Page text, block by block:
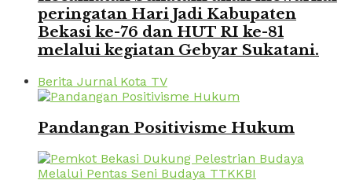
peringatan Hari Jadi Kabupaten
Bekasi ke-76 dan HUT RI ke-81
melalui kegiatan Gebyar Sukatani.
Berita Jurnal Kota TV
Pandangan Positivisme Hukum